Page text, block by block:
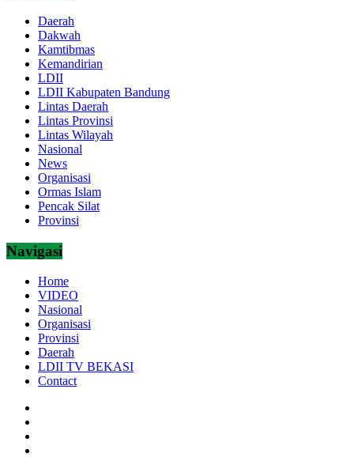
Daerah
Dakwah
Kamtibmas
Kemandirian
LDII
LDII Kabupaten Bandung
Lintas Daerah
Lintas Provinsi
Lintas Wilayah
Nasional
News
Organisasi
Ormas Islam
Pencak Silat
Provinsi
Navigasi
Home
VIDEO
Nasional
Organisasi
Provinsi
Daerah
LDII TV BEKASI
Contact